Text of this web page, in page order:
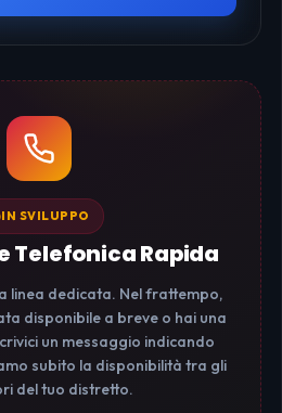
IN SVILUPPO
Telefonica Rapida
linea dedicata. Nel frattempo,
disponibile a breve o hai una
un messaggio indicando
subito la disponibilità tra gli
del tuo distretto.